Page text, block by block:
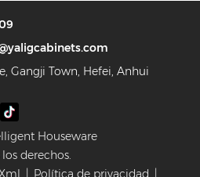
Gangji Town, Hefei, Anhui
Houseware
derechos.
Política de privacidad